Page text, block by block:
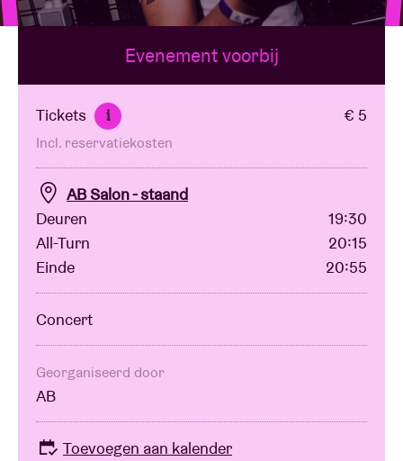
BRDCST
ABtv
Concertcheque
Over AB
Contact
Evenement voorbij
Tickets i € 5
Incl. reservatiekosten
AB Salon - staand
Deuren
19:30
All-Turn
20:15
Einde
20:55
Concert
Georganiseerd door
AB
Toevoegen aan kalender